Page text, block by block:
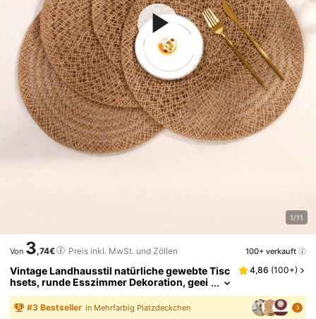
1/11
Von 3,74€ Preis inkl. MwSt. und Zöllen 100+ verkauft
Vintage Landhausstil natürliche gewebte Tisc
hsets, runde Esszimmer Dekoration, geei
gnet für Restaurants, Zuhause und Famili
enfeiern
4,86 (100+)
#3 Bestseller in Mehrfarbig Platzdeckchen